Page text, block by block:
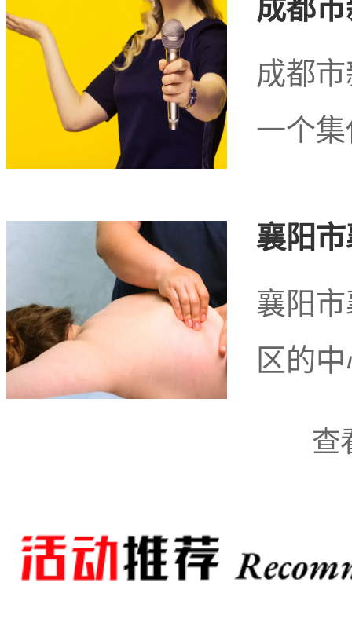
北京市西城区和平
北京市西城区和
务娱乐
洽谈、团建活动还是休
成都
成都
一个
襄阳
襄阳
区的
查